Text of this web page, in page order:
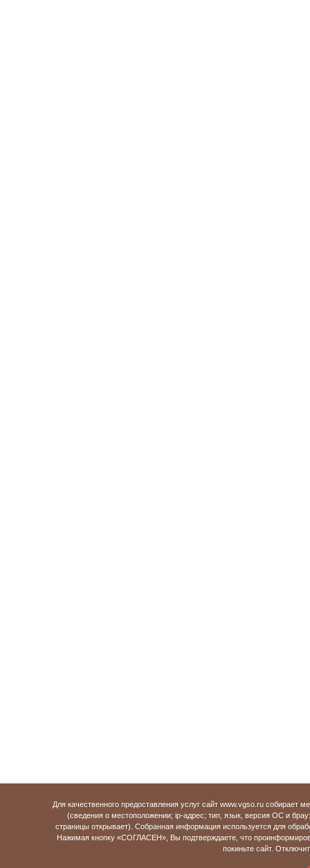
Для качественного предоставления услуг сайт www.vgso.ru
(сведения о местоположении; ip-адрес; тип, язык, версия ОС и
страницы открывает). Собранная информация используется для
Нажимая кнопку «СОГЛАСЕН», Вы подтверждаете, что
покиньте сайт.